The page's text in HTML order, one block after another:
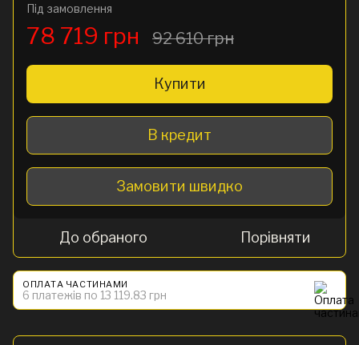
Під замовлення
78 719 грн 92 610 грн
Купити
В кредит
Замовити швидко
До обраного Порівняти
ОПЛАТА ЧАСТИНАМИ
6 платежів по 13 119.83 грн